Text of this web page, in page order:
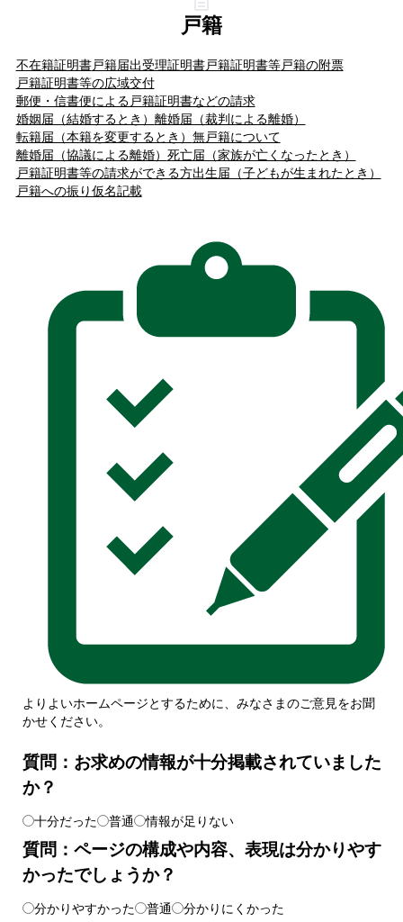
戸籍
不在籍証明書戸籍届出受理証明書戸籍証明書等戸籍の附票
戸籍証明書等の広域交付
郵便・信書便による戸籍証明書などの請求
婚姻届（結婚するとき） 離婚届（裁判による離婚）
転籍届（本籍を変更するとき） 無戸籍について
離婚届（協議による離婚） 死亡届（家族が亡くなったとき）
戸籍証明書等の請求ができる方出生届（子どもが生まれたとき）
戸籍への振り仮名記載
よりよいホームページとするために、みなさまのご意見をお聞
かせください。
質問：お求めの情報が十分掲載されていました
か？
十分だった 普通 情報が足りない
質問：ページの構成や内容、表現は分かりやす
かったでしょうか？
分かりやすかった 普通 分かりにくかった